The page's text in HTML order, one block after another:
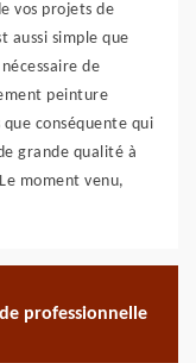
vos projets de
aussi simple que
de
peinture
que conséquente qui
grande qualité à
moment venu,
professionnelle